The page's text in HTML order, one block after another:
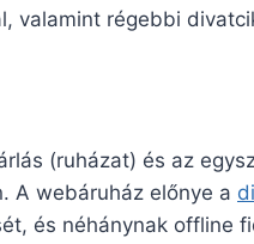
valamint régebbi
(ruházat) és az
A webáruház előnye a
és néhánynak offline